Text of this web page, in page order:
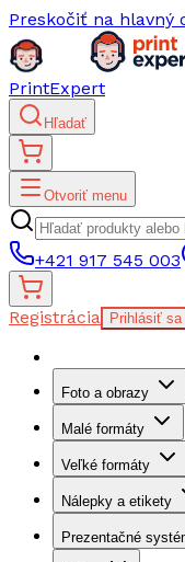
Preskočiť na hlavný
PrintExpert
Hľadať
Otvoriť menu
+421 917 545 003
Registrácia Prihlásiť sa
Foto a obrazy
Malé formáty
Veľké formáty
Nálepky a etikety
Prezentačné